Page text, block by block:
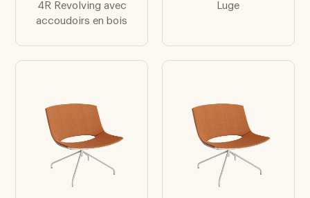
4R Revolving avec
accoudoirs en bois
Luge